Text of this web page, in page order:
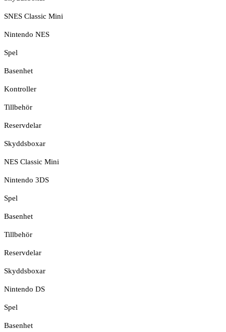
SNES Classic Mini
Nintendo NES
Spel
Basenhet
Kontroller
Tillbehör
Reservdelar
Skyddsboxar
NES Classic Mini
Nintendo 3DS
Spel
Basenhet
Tillbehör
Reservdelar
Skyddsboxar
Nintendo DS
Spel
Basenhet